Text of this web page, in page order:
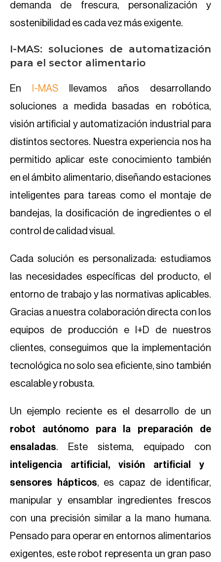
demanda de frescura, personalización y
sostenibilidad es cada vez más exigente.
I-MAS: soluciones de automatización
para el sector alimentario
En I-MASllevamos años desarrollando
soluciones a medida basadas en robótica,
visión artificial y automatización industrial para
distintos sectores. Nuestra experiencia nos ha
permitido aplicar este conocimiento también
en el ámbito alimentario, diseñando estaciones
inteligentes para tareas como el montaje de
bandejas, la dosificación de ingredientes o el
control de calidad visual.
Cada solución es personalizada: estudiamos
las necesidades específicas del producto, el
entorno de trabajo y las normativas aplicables.
Gracias a nuestra colaboración directa con los
equipos de producción e I+D de nuestros
clientes, conseguimos que la implementación
tecnológica no solo sea eficiente, sino también
escalable y robusta.
Un ejemplo reciente es el desarrollo de un
robot autónomo para la preparación de
ensaladas. Este sistema, equipado con
inteligencia artificial, visión artificial y
sensores hápticos, es capaz de identificar,
manipular y ensamblar ingredientes frescos
con una precisión similar a la mano humana.
Pensado para operar en entornos alimentarios
exigentes, este robot representa un gran paso